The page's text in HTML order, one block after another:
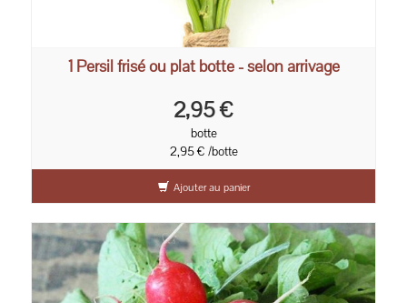
1 Persil frisé ou plat botte - selon arrivage
2,95 €
botte
2,95 € /botte
Ajouter au panier